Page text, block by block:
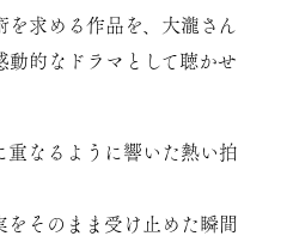
求める作品を、大瀧さん
動的なドラマとして聴かせ
重なるように響いた熱い拍
をそのまま受け止めた瞬間